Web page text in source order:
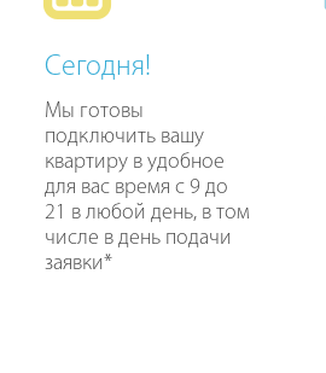
Сегодня!
Мы готовы
подключить вашу
квартиру в удобное
для вас время с 9 до
21 в любой день, в том
числе в день подачи
заявки*